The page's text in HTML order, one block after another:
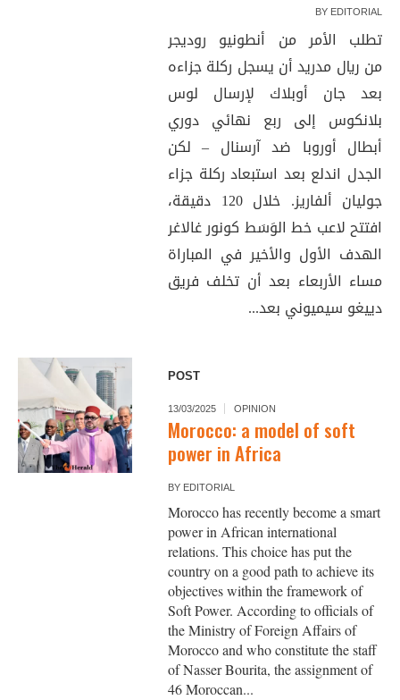
BY EDITORIAL
تطلب الأمر من أنطونيو روديجر
من ريال مدريد أن يسجل ركلة جزاءه
بعد جان أوبلاك لإرسال لوس
بلانكوس إلى ربع نهائي دوري
أبطال أوروبا ضد آرسنال – لكن
الجدل اندلع بعد استبعاد ركلة جزاء
جوليان ألفاريز. خلال 120 دقيقة،
افتتح لاعب خط الوَسَط كونور غالاغر
الهدف الأول والأخير في المباراة
مساء الأربعاء بعد أن تخلف فريق
دييغو سيميوني بعد...
POST
13/03/2025 OPINION
Morocco: a model of soft
power in Africa
BY EDITORIAL
Morocco has recently become a smart
power in African international
relations. This choice has put the
country on a good path to achieve its
objectives within the framework of
Soft Power. According to officials of
the Ministry of Foreign Affairs of
Morocco and who constitute the staff
of Nasser Bourita, the assignment of
46 Moroccan...